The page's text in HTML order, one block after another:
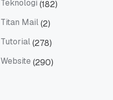
Teknologi (182)
Titan Mail(2)
Tutorial(278)
Website (290)